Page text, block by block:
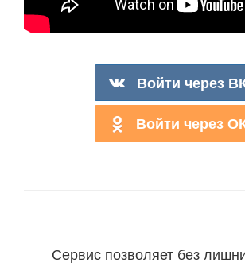
Войти через
Войти через
Сервис позволяет без